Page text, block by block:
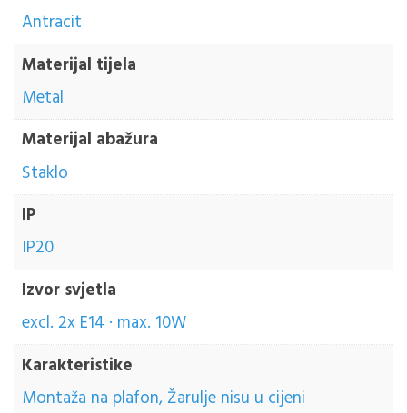
Antracit
Materijal tijela
Metal
Materijal abažura
Staklo
IP
IP20
Izvor svjetla
excl. 2x E14 · max. 10W
Karakteristike
Montaža na plafon, Žarulje nisu u cijeni